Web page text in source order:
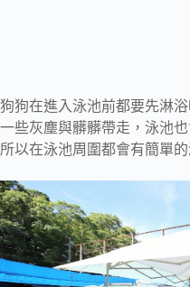
狗狗在進入泳池前都要先淋
一些灰塵與髒髒帶走，泳池也
所以在泳池周圍都會有簡單的